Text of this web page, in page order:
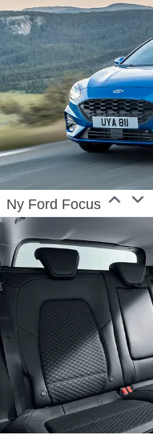
European
Ny Ford Focus